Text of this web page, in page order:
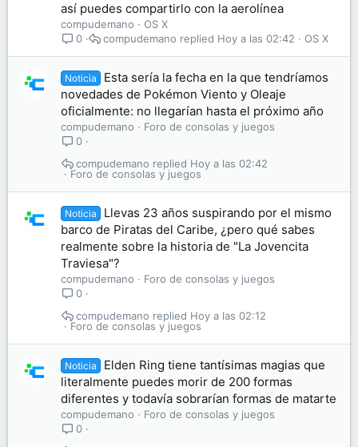
así puedes compartirlo con la aerolínea
compudemano
OS X
0
OS X
Hoy a las 02:42
compudemano
Noticia
Esta sería la fecha en la que tendríamos
novedades de Pokémon Viento y Oleaje
oficialmente: no llegarían hasta el próximo año
compudemano
Foro de consolas y juegos
0
Foro de consolas y juegos
Hoy a las 02:42
compudemano
Noticia
Llevas 23 años suspirando por el mismo
barco de Piratas del Caribe, ¿pero qué sabes
realmente sobre la historia de "La Jovencita
Traviesa"?
compudemano
Foro de consolas y juegos
0
Foro de consolas y juegos
Hoy a las 02:12
compudemano
Noticia
Elden Ring tiene tantísimas magias que
literalmente puedes morir de 200 formas
diferentes y todavía sobrarían formas de matarte
compudemano
Foro de consolas y juegos
0